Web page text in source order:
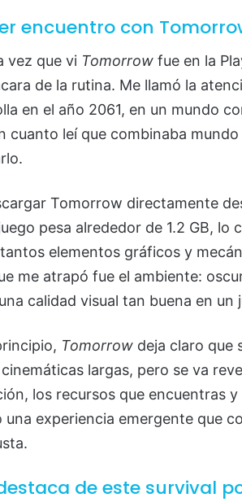
encuentro con
vez que vi Tomorrow fue en la
de la rutina. Me llamó la
en el año 2061, en un mundo
cuanto leí que combinaba
Tomorrow directamente
pesa alrededor de 1.2 GB, lo
elementos gráficos y
me atrapó fue el ambiente:
calidad visual tan buena en
Tomorrow deja claro que
largas, pero se va
los recursos que encuentras
una experiencia emergente que
de este survival